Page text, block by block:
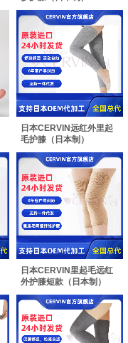
日本CERVIN远红外里起
毛护膝（日本制）
日本CERVIN里起毛远红
外护膝短款（日本制）